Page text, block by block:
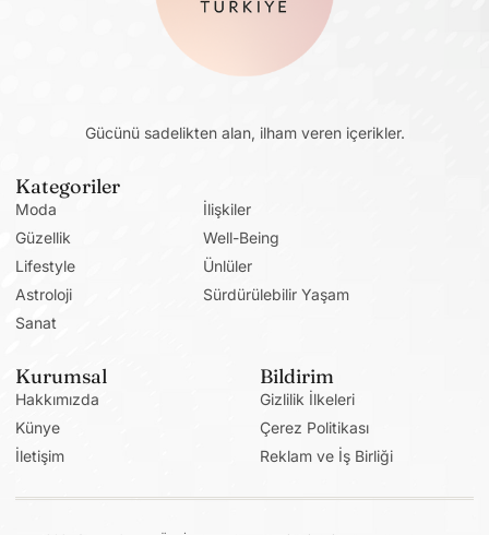
Gücünü sadelikten alan, ilham veren içerikler.
Kategoriler
Moda
Güzellik
Lifestyle
Astroloji
Sanat
İlişkiler
Well-Being
Ünlüler
Sürdürülebilir Yaşam
Kurumsal
Hakkımızda
Künye
İletişim
Bildirim
Gizlilik İlkeleri
Çerez Politikası
Reklam ve İş Birliği